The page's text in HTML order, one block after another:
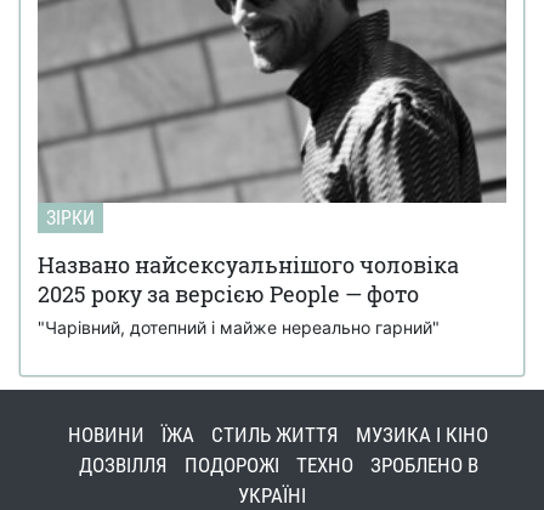
ЗІРКИ
Названо найсексуальнішого чоловіка
2025 року за версією People — фото
"Чарівний, дотепний і майже нереально гарний"
НОВИНИ ЇЖА СТИЛЬ ЖИТТЯ
МУЗИКА І КІНО
ДОЗВІЛЛЯ
ПОДОРОЖІ ТЕХНО
ЗРОБЛЕНО В
УКРАЇНІ